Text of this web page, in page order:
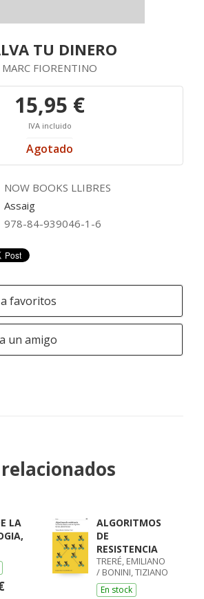
TU DINERO
MARC FIORENTINO
15,95 €
IVA incluido
Agotado
NOW BOOKS LLIBRES
Assaig
978-84-939046-1-6
favoritos
un amigo
LA
ALGORITMOS
DE
RESISTENCIA
TRERÉ, EMILIANO
/ BONINI, TIZIANO
En stock